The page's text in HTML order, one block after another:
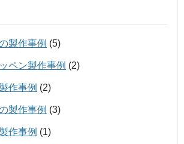
製作事例 (5)
ペン製作事例 (2)
作事例 (2)
製作事例 (3)
作事例 (1)